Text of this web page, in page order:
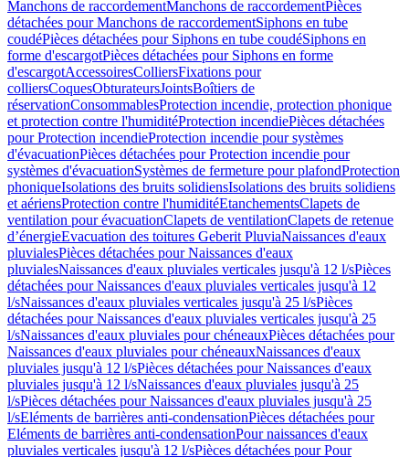
Manchons de raccordementManchons de raccordementPièces
détachées pour Manchons de raccordementSiphons en tube
coudéPièces détachées pour Siphons en tube coudéSiphons en
forme d'escargotPièces détachées pour Siphons en forme
d'escargotAccessoiresColliersFixations pour
colliersCoquesObturateursJointsBoîtiers de
réservationConsommablesProtection incendie, protection phonique
et protection contre l'humiditéProtection incendiePièces détachées
pour Protection incendieProtection incendie pour systèmes
d'évacuationPièces détachées pour Protection incendie pour
systèmes d'évacuationSystèmes de fermeture pour plafondProtection
phoniqueIsolations des bruits solidiensIsolations des bruits solidiens
et aériensProtection contre l'humiditéEtanchementsClapets de
ventilation pour évacuationClapets de ventilationClapets de retenue
d’énergieEvacuation des toitures Geberit PluviaNaissances d'eaux
pluvialesPièces détachées pour Naissances d'eaux
pluvialesNaissances d'eaux pluviales verticales jusqu'à 12 l/sPièces
détachées pour Naissances d'eaux pluviales verticales jusqu'à 12
l/sNaissances d'eaux pluviales verticales jusqu'à 25 l/sPièces
détachées pour Naissances d'eaux pluviales verticales jusqu'à 25
l/sNaissances d'eaux pluviales pour chéneauxPièces détachées pour
Naissances d'eaux pluviales pour chéneauxNaissances d'eaux
pluviales jusqu'à 12 l/sPièces détachées pour Naissances d'eaux
pluviales jusqu'à 12 l/sNaissances d'eaux pluviales jusqu'à 25
l/sPièces détachées pour Naissances d'eaux pluviales jusqu'à 25
l/sEléments de barrières anti-condensationPièces détachées pour
Eléments de barrières anti-condensationPour naissances d'eaux
pluviales verticales jusqu'à 12 l/sPièces détachées pour Pour